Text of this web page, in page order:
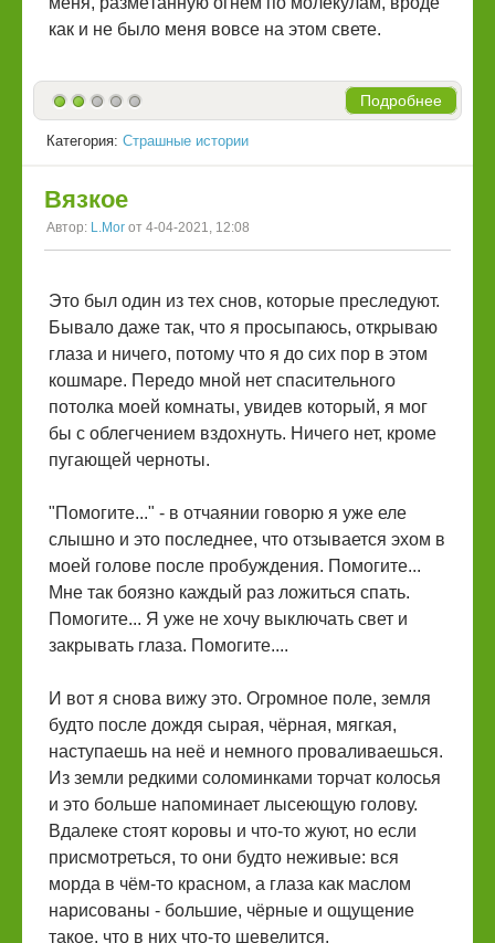
как и не было меня вовсе на этом свете.
Подробнее
Категория: Страшные истории
Вязкое
Автор: L.Mor от 4-04-2021, 12:08
Это был один из тех снов, которые преследуют.
Бывало даже так, что я просыпаюсь, открываю
глаза и ничего, потому что я до сих пор в этом
кошмаре. Передо мной нет спасительного
потолка моей комнаты, увидев который, я мог
бы с облегчением вздохнуть. Ничего нет, кроме
пугающей черноты.
"Помогите..." - в отчаянии говорю я уже еле
слышно и это последнее, что отзывается эхом в
моей голове после пробуждения. Помогите...
Мне так боязно каждый раз ложиться спать.
Помогите... Я уже не хочу выключать свет и
закрывать глаза. Помогите....
И вот я снова вижу это. Огромное поле, земля
будто после дождя сырая, чёрная, мягкая,
наступаешь на неё и немного проваливаешься.
Из земли редкими соломинками торчат колосья
и это больше напоминает лысеющую голову.
Вдалеке стоят коровы и что-то жуют, но если
присмотреться, то они будто неживые: вся
морда в чём-то красном, а глаза как маслом
нарисованы - большие, чёрные и ощущение
такое, что в них что-то шевелится.